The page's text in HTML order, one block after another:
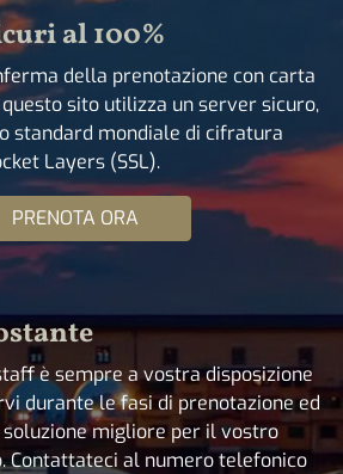
al 100%
della prenotazione con carta
sito utilizza un server sicuro,
standard mondiale di cifratura
Layers (SSL).
PRENOTA ORA
è sempre a vostra disposizione
durante le fasi di prenotazione ed
migliore per il vostro
Contattateci al numero telefonico